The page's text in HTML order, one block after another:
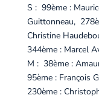
S : 99ème :
Guittonneau,
Christine
344ème : Marcel
M : 38ème :
95ème : François
230ème :